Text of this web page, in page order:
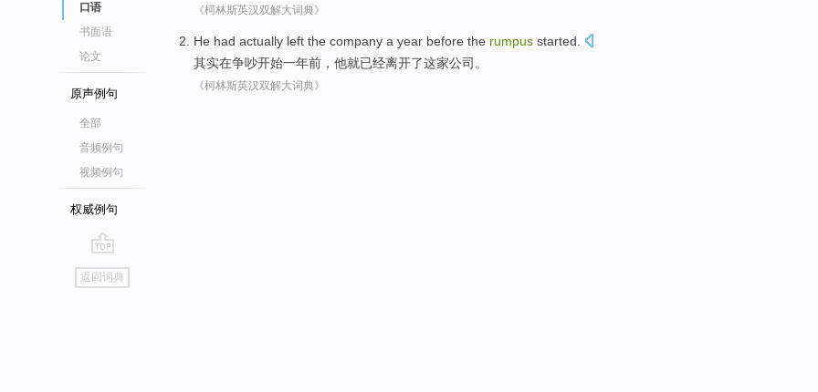
口语
书面语
论文
原声例句
全部
音频例句
视频例句
权威例句
go
top
返回词典
《柯林斯英汉双解大词典》
He had actually left the company a year before the rumpus started
其实在争吵开始一年前， 他就已经离开了这家公司。
《柯林斯英汉双解大词典》